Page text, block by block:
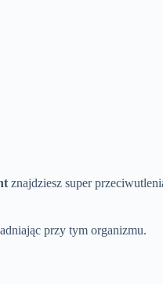
znajdziesz super
przy tym organizmu.